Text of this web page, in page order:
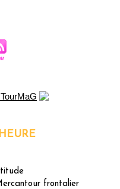
HEURE
frontalier